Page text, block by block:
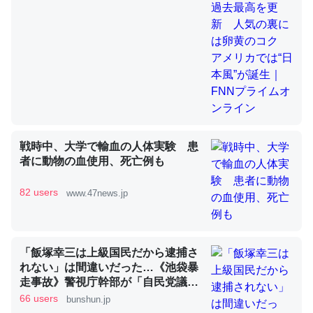
─ニュース :: 【研究発表】昆虫学の大問題＝「昆虫はなぜ海にいな
ちぼちRingも置こうかと画策中。あと、Googleマップで
位置情報を共有してる。電池残量や充電中かが分かるので
─たまにLINEするくらいだった遠方の父67歳と僕。ITツール導入で
コミュニケーションが劇的に変化した｜tayorini by LIFULL介護
ちょうど同じ理由でEcho Show 8を設定中でした。Prime
戦時中、大学で輸血の人体実験 患
者に動物の血使用、死亡例も
82 users www.47news.jp
「飯塚幸三は上級国民だから逮捕さ
れない」は間違いだった…《池袋暴
走事故》警視庁幹部が「自民党議
員」に呼び出されても逮捕を見送っ
66 users bunshun.jp